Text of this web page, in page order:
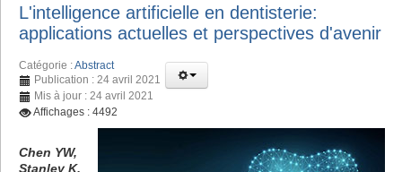
L'intelligence artificielle en dentisterie:
applications actuelles et perspectives d'avenir
Catégorie :Abstract
Publication : 24 avril 2021
Mis à jour : 24 avril 2021
Affichages : 4492
Chen YW,
Stanley K,